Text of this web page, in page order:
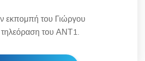
εκπομπή του Γιώργου
του ΑΝΤ1.